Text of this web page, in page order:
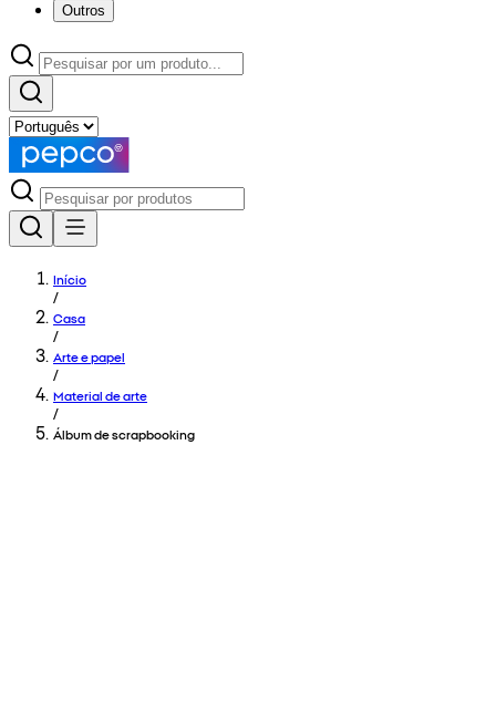
Outros
Início
/
Casa
/
Arte e papel
/
Material de arte
/
Álbum de scrapbooking